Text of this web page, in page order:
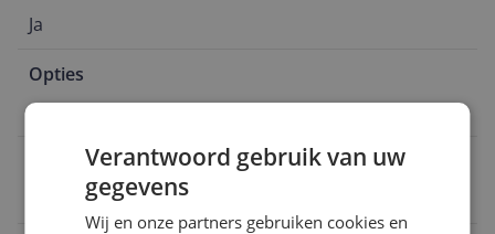
Ja
Opties
Bluetooth
Muziek streamen
Bluetooth
Verantwoord gebruik van uw
gegevens
Wij en onze partners gebruiken cookies en